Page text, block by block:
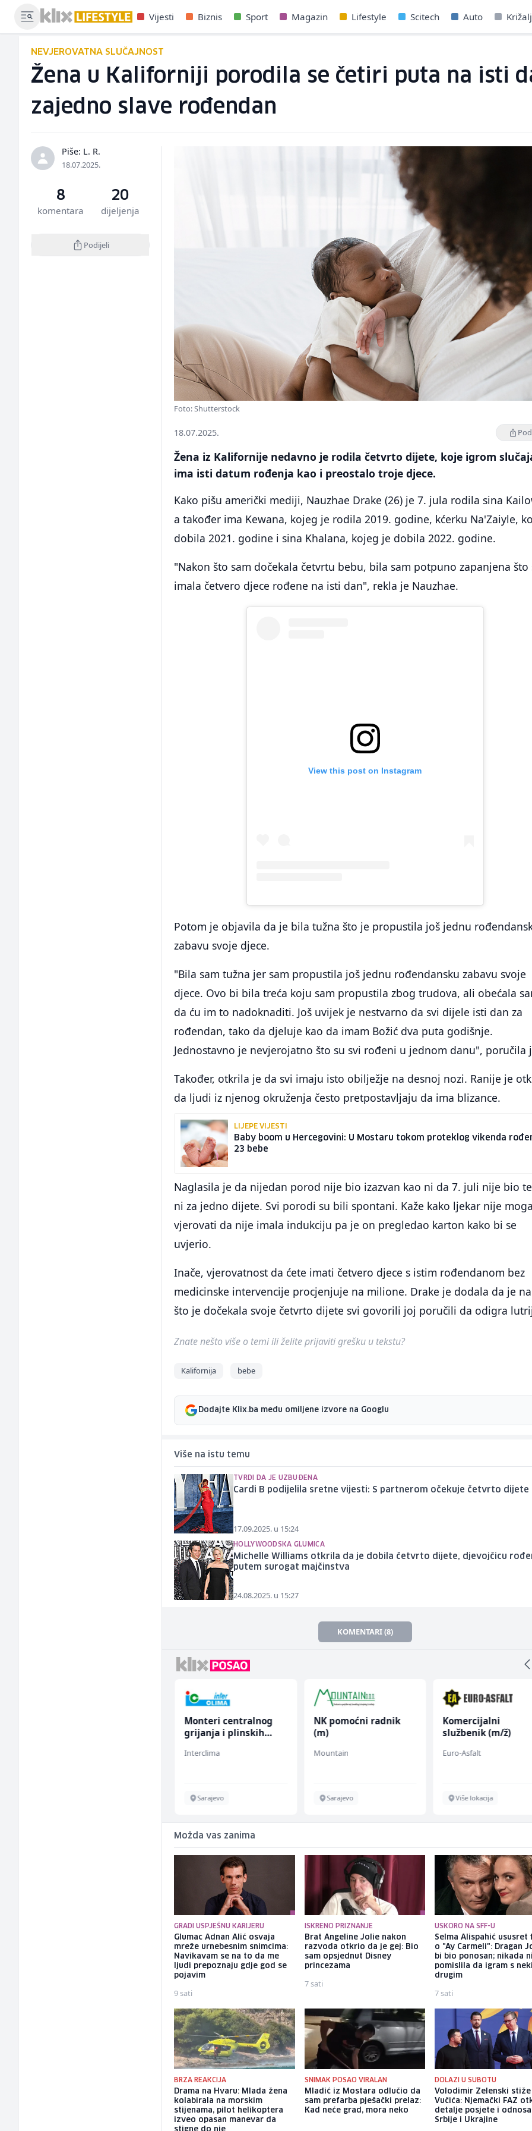
Vijesti Biznis Sport Magazin Lifestyle Scitech Auto
NEVJEROVATNA SLUČAJNOST
Žena u Kaliforniji porodila se četiri puta na isti
zajedno slave rođendan
Piše: L. R.
18.07.2025.
8
komentara
20
dijeljenja
Podijeli
Foto: Shutterstock
18.07.2025.
Žena iz Kalifornije nedavno je rodila četvrto dijete, koje igrom
ima isti datum rođenja kao i preostalo troje djece.
Kako pišu američki mediji, Nauzhae Drake (26) je 7. jula rodila sina
a također ima Kewana, kojeg je rodila 2019. godine, kćerku Na'Zaiyle,
dobila 2021. godine i sina Khalana, kojeg je dobila 2022. godine.
"Nakon što sam dočekala četvrtu bebu, bila sam potpuno zapanjena što
imala četvero djece rođene na isti dan", rekla je Nauzhae.
View this post on Instagram
Potom je objavila da je bila tužna što je propustila još jednu
zabavu svoje djece.
"Bila sam tužna jer sam propustila još jednu rođendansku zabavu svoje
djece. Ovo bi bila treća koju sam propustila zbog trudova, ali obećala
da ću im to nadoknaditi. Još uvijek je nestvarno da svi dijele isti dan za
rođendan, tako da djeluje kao da imam Božić dva puta godišnje.
Jednostavno je nevjerojatno što su svi rođeni u jednom danu", poručila
Također, otkrila je da svi imaju isto obilježje na desnoj nozi. Ranije je
da ljudi iz njenog okruženja često pretpostavljaju da ima blizance.
LIJEPE VIJESTI
Baby boom u Hercegovini: U Mostaru tokom proteklog vikenda
23 bebe
Naglasila je da nijedan porod nije bio izazvan kao ni da 7. juli nije bio
ni za jedno dijete. Svi porodi su bili spontani. Kaže kako ljekar nije
vjerovati da nije imala indukciju pa je on pregledao karton kako bi se
uvjerio.
Inače, vjerovatnost da ćete imati četvero djece s istim rođendanom bez
medicinske intervencije procjenjuje na milione. Drake je dodala da je
što je dočekala svoje četvrto dijete svi govorili joj poručili da odigra
Znate nešto više o temi ili želite prijaviti grešku u tekstu?
Kalifornija bebe
Dodajte Klix.ba među omiljene izvore na Googlu
Više na istu temu
TVRDI DA JE UZBUĐENA
Cardi B podijelila sretne vijesti: S partnerom očekuje četvrto dijete
17.09.2025. u 15:24
HOLLYWOODSKA GLUMICA
Michelle Williams otkrila da je dobila četvrto dijete, djevojčicu
putem surogat majčinstva
24.08.2025. u 15:27
KOMENTARI (8)
Monteri centralnog
grijanja i plinskih
Interclima
Sarajevo
NK pomoćni radnik
(m)
Mountain
Sarajevo
Komercijalni
službenik (m/ž)
Euro-Asfalt
Više lokacija
Možda vas zanima
GRADI USPJEŠNU KARIJERU
Glumac Adnan Alić osvaja
mreže urnebesnim snimcima:
Navikavam se na to da me
ljudi prepoznaju gdje god se
pojavim
9 sati
ISKRENO PRIZNANJE
Brat Angeline Jolie nakon
razvoda otkrio da je gej: Bio
sam opsjednut Disney
princezama
7 sati
USKORO NA SFF-U
Selma Alispahić ususret
o "Ay Carmeli": Dragan
bi bio ponosan; nikada
pomislila da igram s
drugim
7 sati
BRZA REAKCIJA
Drama na Hvaru: Mlada žena
kolabirala na morskim
stijenama, pilot helikoptera
izveo opasan manevar da
SNIMAK POSAO VIRALAN
Mladić iz Mostara odlučio da
sam prefarba pješački prelaz:
Kad neće grad, mora neko
DOLAZI U SUBOTU
Volodimir Zelenski
Vučića: Njemački FAZ
detalje posjete i odnosa
Srbije i Ukrajine